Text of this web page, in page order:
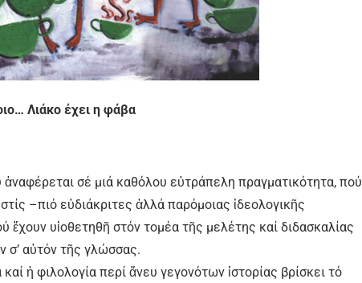
Λιάκο έχει η φάβα
σέ μιά καθόλου εὐτράπελη πραγματικότητα, πού
–πιό εὐδιάκριτες ἀλλά παρόμοιας ἰδεολογικῆς
υἱοθετηθῆ στόν τομέα τῆς μελέτης καί διδασκαλίας
σ’ αὐτόν τῆς γλώσσας.
ἡ φιλολογία περί ἄνευ γεγονότων ἱστορίας βρίσκει τό